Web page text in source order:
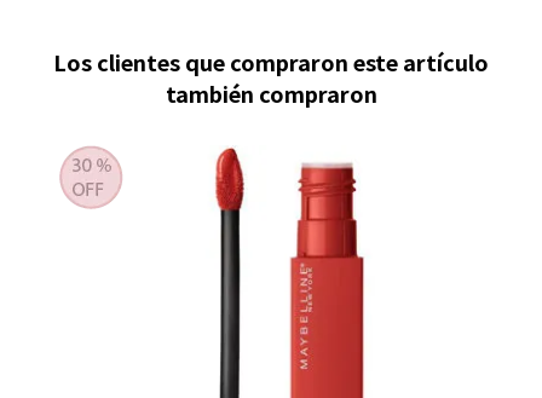
Los clientes que compraron este artículo
también compraron